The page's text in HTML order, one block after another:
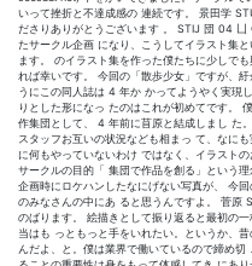
いって挫折と不達成感の 連続です。 景田学
ださりありがとうございます 。 STIJ 団 04
たサークル企画 になり、こうしてイラスト集
ます。 のイラスト集を作った僕たちに少しで
れば幸いです。 今回の「散歩少女」ですが、
うにこの同人誌は 4 年か かってようやく実現
りとした形になっ たのはこれが初めてです。
作集団として、 4 年前に苜原と結成しまし た
スタッフお互いの状況なども相まっ て、なに
に何もやっていないわけ ではなく、イラスト
サークルの目的「 集団で作品を創る」という
企画時にロケハンしたなにげない写真が、 今
のみなさんの中にあ ると思うんですよ。 菅原
のばります。 絵描きとして振り返ると最初の
当はも っともっと手をいれたい。というか、
んだよ、と。僕は業界で働いているので締め